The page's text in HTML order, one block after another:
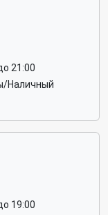
21:00
Наличный
19:00